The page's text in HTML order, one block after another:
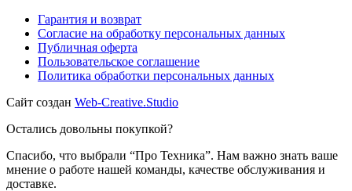
Гарантия и возврат
Согласие на обработку персональных данных
Публичная оферта
Пользовательское соглашение
Политика обработки персональных данных
Сайт создан Web-Creative.Studio
Остались довольны покупкой?
Спасибо, что выбрали “Про Техника”. Нам важно знать ваше
мнение о работе нашей команды, качестве обслуживания и
доставке.